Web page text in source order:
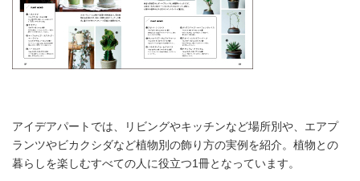
アイデアパートでは、リビングやキッチンなど場所別や、エアプ
ランツやビカクシダなど植物別の飾り方の実例を紹介。植物との
暮らしを楽しむすべての人に役立つ1冊となっています。